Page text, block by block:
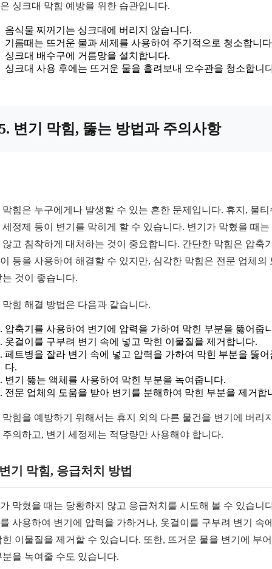
싱크대 막힘 예방을 위한 습관입니다.
음식물 찌꺼기는 싱크대에 버리지 않습니다.
기름때는 뜨거운 물과 세제를 사용하여 주기적으로 청소합니
싱크대 배수구에 거름망을 설치합니다.
싱크대 사용 후에는 뜨거운 물을 흘려보내 오수관을 청소합니
변기 막힘, 뚫는 방법과 주의사항
막힘은 누구에게나 발생할 수 있는 흔한 문제입니다. 휴지, 물티
세정제 등이 변기를 막히게 할 수 있습니다. 변기가 막혔을 때는
않고 침착하게 대처하는 것이 중요합니다. 간단한 막힘은 압축
등을 사용하여 해결할 수 있지만, 심각한 막힘은 전문 업체의
는 것이 좋습니다.
막힘 해결 방법은 다음과 같습니다.
압축기를 사용하여 변기에 압력을 가하여 막힌 부분을 뚫어줍
옷걸이를 구부려 변기 속에 넣고 막힌 이물질을 제거합니다.
페트병을 잘라 변기 속에 넣고 압력을 가하여 막힌 부분을 뚫어
다.
변기 뚫는 액체를 사용하여 막힌 부분을 녹여줍니다.
전문 업체의 도움을 받아 변기를 분해하여 막힌 부분을 제거합
막힘을 예방하기 위해서는 휴지 외의 다른 물건을 변기에 버리
주의하고, 변기 세정제는 적당량만 사용해야 합니다.
기 막힘, 응급처치 방법
막혔을 때는 당황하지 않고 응급처치를 시도해 볼 수 있습니
사용하여 변기에 압력을 가하거나, 옷걸이를 구부려 변기 속
힌 이물질을 제거할 수 있습니다. 또한, 뜨거운 물을 변기에 부
분을 녹여줄 수도 있습니다.